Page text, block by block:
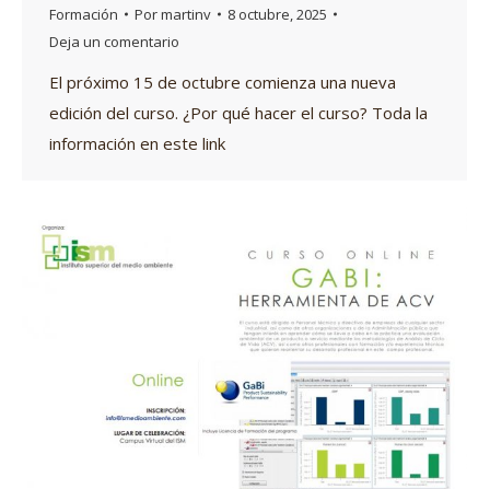
Formación Pormartinv
8 octubre, 2025
Deja un comentario
El próximo 15 de octubre comienza una nueva
edición del curso. ¿Por qué hacer el curso? Toda la
información en este link